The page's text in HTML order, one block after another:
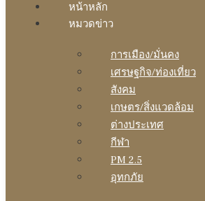
หน้าหลัก
หมวดข่าว
การเมือง/มั่นคง
เศรษฐกิจ/ท่องเที่ยว
สังคม
เกษตร/สิ่งแวดล้อม
ต่างประเทศ
กีฬา
PM 2.5
อุทกภัย